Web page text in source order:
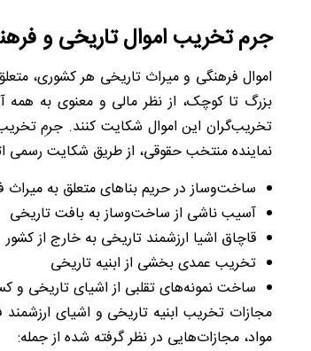
جرم تخریب اموال تاریخی و
اموال فرهنگی و میراث تاریخی هر کشوری،
بزرگ تا کوچک، از نظر مالی و معنوی به همه
تخریب‌گران این اموال شکایت کنند. جرمِ
نماینده منتخب حقوقی، از طریق شکایت رسمی
ساخت‌وساز در حریم بناهای متعلق به
آسیب ناشی از ساخت‌وساز به بافت تاریخی
قاچاق اشیا ارزشمند تاریخی به خارج از کشور
تخریب عمدی بخشی از ابنیه تاریخی
ساخت نمونه‎‌های تقلبی از اشیای تاریخی و کسب سود از فروششان
مواد، مجازات‌هایی در نظر گرفته شده از جمله: